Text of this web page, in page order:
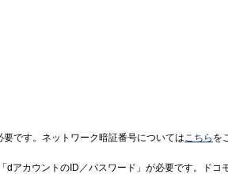
です。ネットワーク暗証番号についてはこちら を
dアカウントのID／パスワード」が必要です。ドコ